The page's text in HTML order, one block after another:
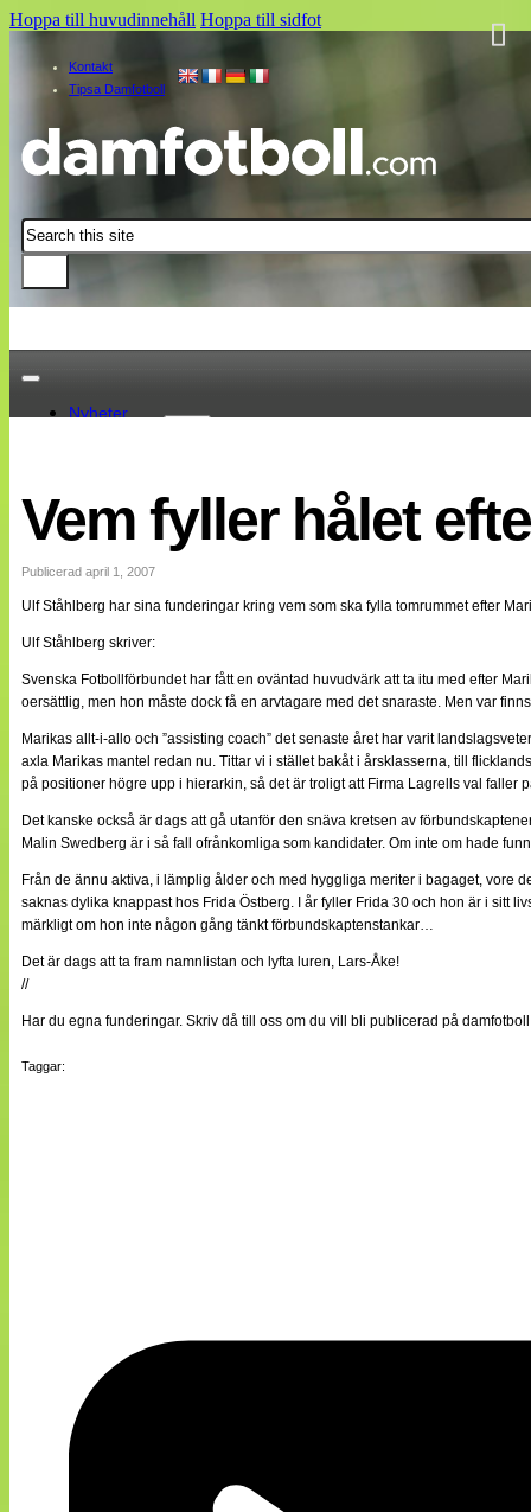
Hoppa till huvudinnehåll Hoppa till sidfot
Kontakt
Tipsa Damfotboll
Sök
Nyheter
Landslaget
EM 2013
Internationellt
Bildreportage
Bloggar
Lagen
Webb-TV
Cuper
Medlemsbilder
NÄTverket
Split vision
Om oss
Annonsera
Statistik
Tipsa Damfotboll
Vem fyller hålet
Publicerad april 1, 2007
Ulf Ståhlberg har sina funderingar kring vem som ska fylla tomrummet efter
Ulf Ståhlberg skriver:
Svenska Fotbollförbundet har fått en oväntad huvudvärk att ta itu med efter
oersättlig, men hon måste dock få en arvtagare med det snaraste. Men var
Marikas allt-i-allo och ”assisting coach” det senaste året har varit
axla Marikas mantel redan nu. Tittar vi i stället bakåt i årsklasserna, till
på positioner högre upp i hierarkin, så det är troligt att Firma Lagrells val faller
Det kanske också är dags att gå utanför den snäva kretsen av
Malin Swedberg är i så fall ofrånkomliga som kandidater. Om inte om hade
Från de ännu aktiva, i lämplig ålder och med hyggliga meriter i bagaget, vore
saknas dylika knappast hos Frida Östberg. I år fyller Frida 30 och hon är i sitt
märkligt om hon inte någon gång tänkt förbundskaptenstankar…
Det är dags att ta fram namnlistan och lyfta luren, Lars-Åke!
//
Har du egna funderingar. Skriv då till oss om du vill bli publicerad på
Taggar: